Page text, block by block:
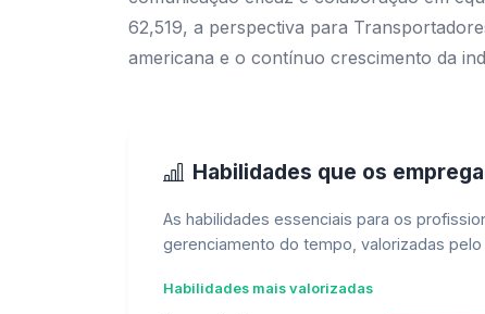
62,519, a perspectiva para
americana e o contínuo crescimento da
Habilidades que os
As habilidades essenciais para os
gerenciamento do tempo, valorizadas
Habilidades mais valorizadas